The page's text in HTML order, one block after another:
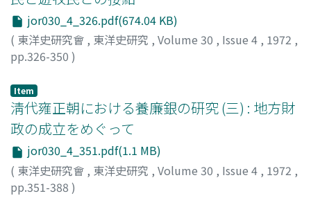
jor030_4_326.pdf(674.04 KB)
( 東洋史研究會 , 東洋史研究 , Volume 30 , Issue 4 , 1972 ,
pp.326-350 )
Item
淸代雍正朝における養廉銀の研究 (三) : 地方財
政の成立をめぐって
jor030_4_351.pdf(1.1 MB)
( 東洋史研究會 , 東洋史研究 , Volume 30 , Issue 4 , 1972 ,
pp.351-388 )